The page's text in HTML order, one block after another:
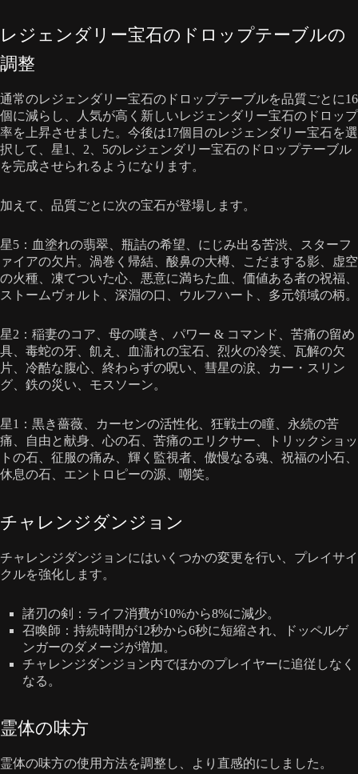
レジェンダリー宝石のドロップテーブルの
調整
通常のレジェンダリー宝石のドロップテーブルを品質ごとに16
個に減らし、人気が高く新しいレジェンダリー宝石のドロップ
率を上昇させました。今後は17個目のレジェンダリー宝石を選
択して、星1、2、5のレジェンダリー宝石のドロップテーブル
を完成させられるようになります。
加えて、品質ごとに次の宝石が登場します。
星5：血塗れの翡翠、瓶詰の希望、にじみ出る苦渋、スターフ
ァイアの欠片。渦巻く帰結、酸鼻の大樽、こだまする影、虚空
の火種、凍てついた心、悪意に満ちた血、価値ある者の祝福、
ストームヴォルト、深淵の口、ウルフハート、多元領域の柄。
星2：稲妻のコア、母の嘆き、パワー & コマンド、苦痛の留め
具、毒蛇の牙、飢え、血濡れの宝石、烈火の冷笑、瓦解の欠
片、冷酷な腹心、終わらずの呪い、彗星の涙、カー・スリン
グ、鉄の災い、モスソーン。
星1：黒き薔薇、カーセンの活性化、狂戦士の瞳、永続の苦
痛、自由と献身、心の石、苦痛のエリクサー、トリックショッ
トの石、征服の痛み、輝く監視者、傲慢なる魂、祝福の小石、
休息の石、エントロピーの源、嘲笑。
チャレンジダンジョン
チャレンジダンジョンにはいくつかの変更を行い、プレイサイ
クルを強化します。
諸刃の剣：ライフ消費が10%から8%に減少。
召喚師：持続時間が12秒から6秒に短縮され、ドッペルゲ
ンガーのダメージが増加。
チャレンジダンジョン内でほかのプレイヤーに追従しなく
なる。
霊体の味方
霊体の味方の使用方法を調整し、より直感的にしました。